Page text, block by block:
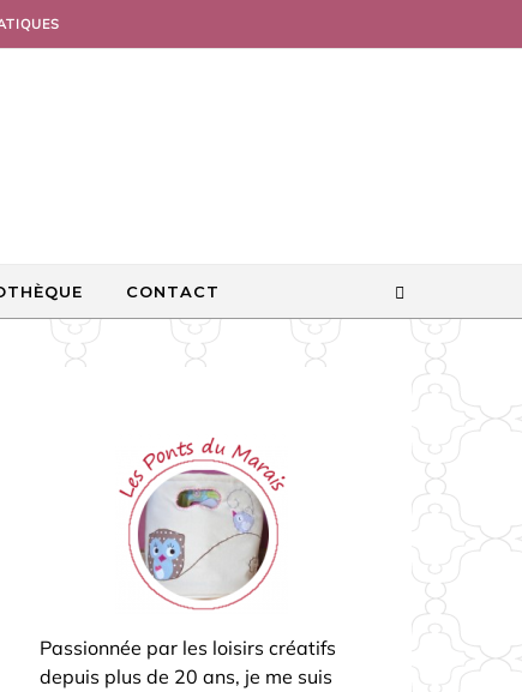
CONTACT
Passionnée par les loisirs créatifs
depuis plus de 20 ans, je me suis